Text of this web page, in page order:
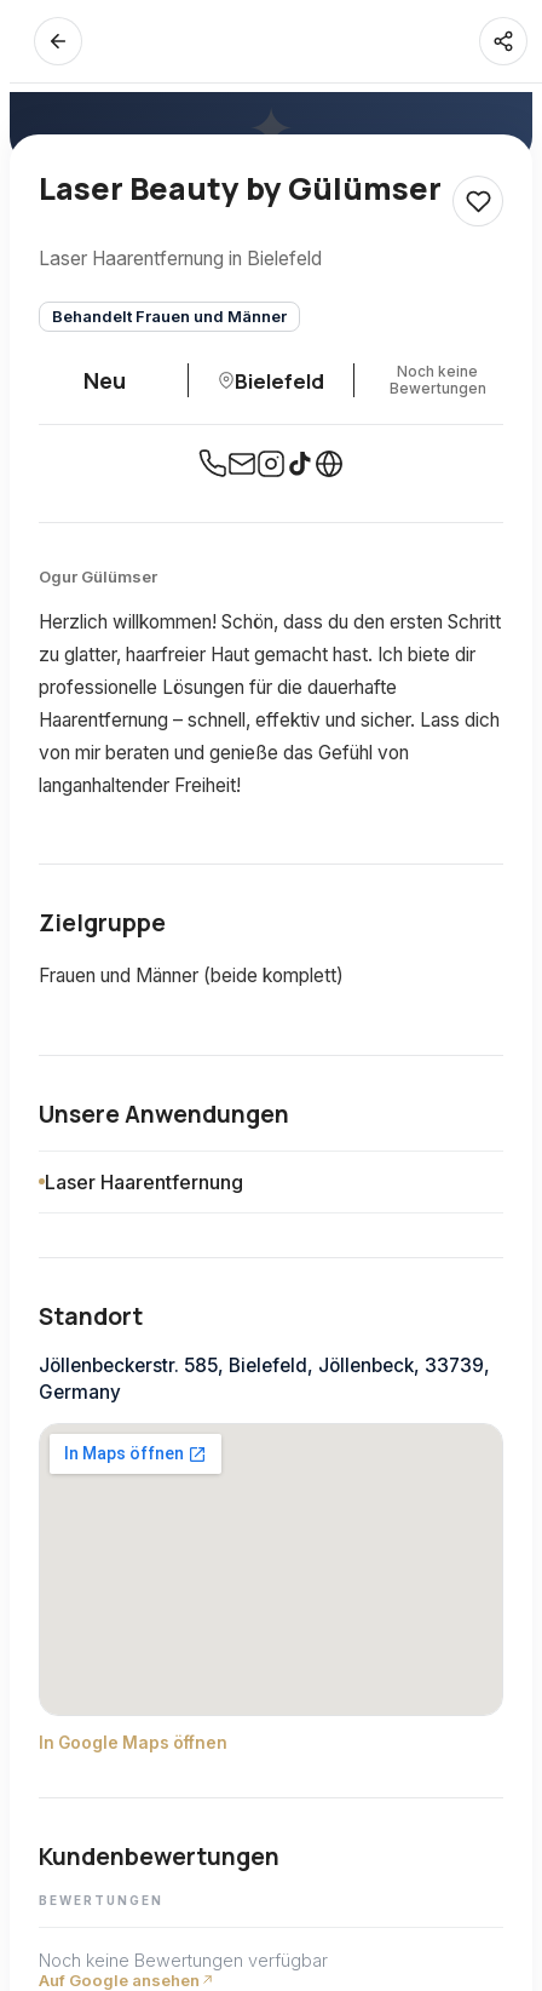
✦
Laser Beauty by Gülümser
Laser Haarentfernung in Bielefeld
Behandelt Frauen und Männer
Neu Bielefeld
Noch keine
Bewertungen
Ogur Gülümser
Herzlich willkommen! Schön, dass du den ersten Schritt
zu glatter, haarfreier Haut gemacht hast. Ich biete dir
professionelle Lösungen für die dauerhafte
Haarentfernung – schnell, effektiv und sicher. Lass dich
von mir beraten und genieße das Gefühl von
langanhaltender Freiheit!
Zielgruppe
Frauen und Männer (beide komplett)
Unsere Anwendungen
Laser Haarentfernung
Standort
Jöllenbeckerstr. 585, Bielefeld, Jöllenbeck, 33739,
Germany
In Google Maps öffnen
Kundenbewertungen
BEWERTUNGEN
Noch keine Bewertungen verfügbar
Auf Google ansehen